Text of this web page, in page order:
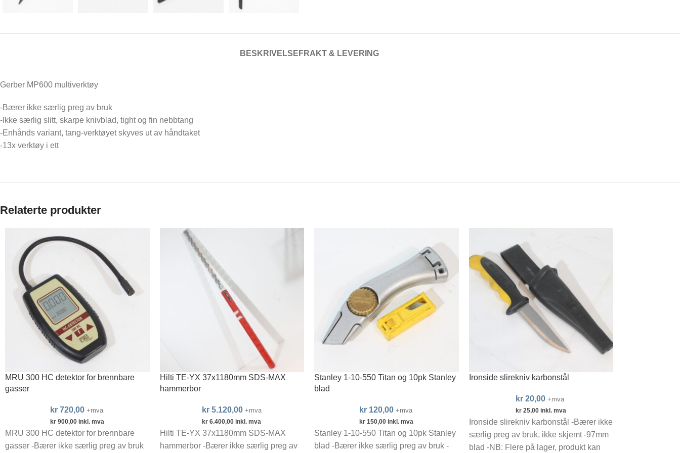
BESKRIVELSE FRAKT & LEVERING
Gerber MP600 multiverktøy
-Bærer ikke særlig preg av bruk
-Ikke særlig slitt, skarpe knivblad, tight og fin nebbtang
-Enhånds variant, tang-verktøyet skyves ut av håndtaket
-13x verktøy i ett
Relaterte produkter
MRU 300 HC detektor for brennbare
gasser
kr 720,00 +mva
kr 900,00 inkl. mva
MRU 300 HC detektor for brennbare
gasser -Bærer ikke særlig preg av bruk
Hilti TE-YX 37x1180mm SDS-MAX
hammerbor
kr 5.120,00 +mva
kr 6.400,00 inkl. mva
Hilti TE-YX 37x1180mm SDS-MAX
hammerbor -Bærer ikke særlig preg av
Stanley 1-10-550 Titan og 10pk Stanley
blad
kr 120,00 +mva
kr 150,00 inkl. mva
Stanley 1-10-550 Titan og 10pk Stanley
blad -Bærer ikke særlig preg av bruk -
Ironside slirekniv karbonstål
kr 20,00 +mva
kr 25,00 inkl. mva
Ironside slirekniv karbonstål -Bærer ikke
særlig preg av bruk, ikke skjemt -97mm
blad -NB: Flere på lager, produkt kan